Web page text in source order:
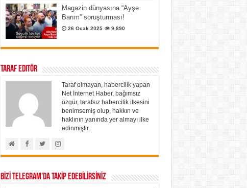
Magazin dünyasına “Ayşe
Barım” soruşturması!
26 Ocak 2025 9,890
Taraf Editör
Taraf olmayan, habercilik yapan
Net İnternet Haber, bağımsız
özgür, tarafsız habercilik ilkesini
benimsemiş olup, hakkın ve
haklının yanında yer almayı ilke
edinmiştir.
BİZİ TELEGRAM’DA TAKİP EDEBİLİRSİNİZ